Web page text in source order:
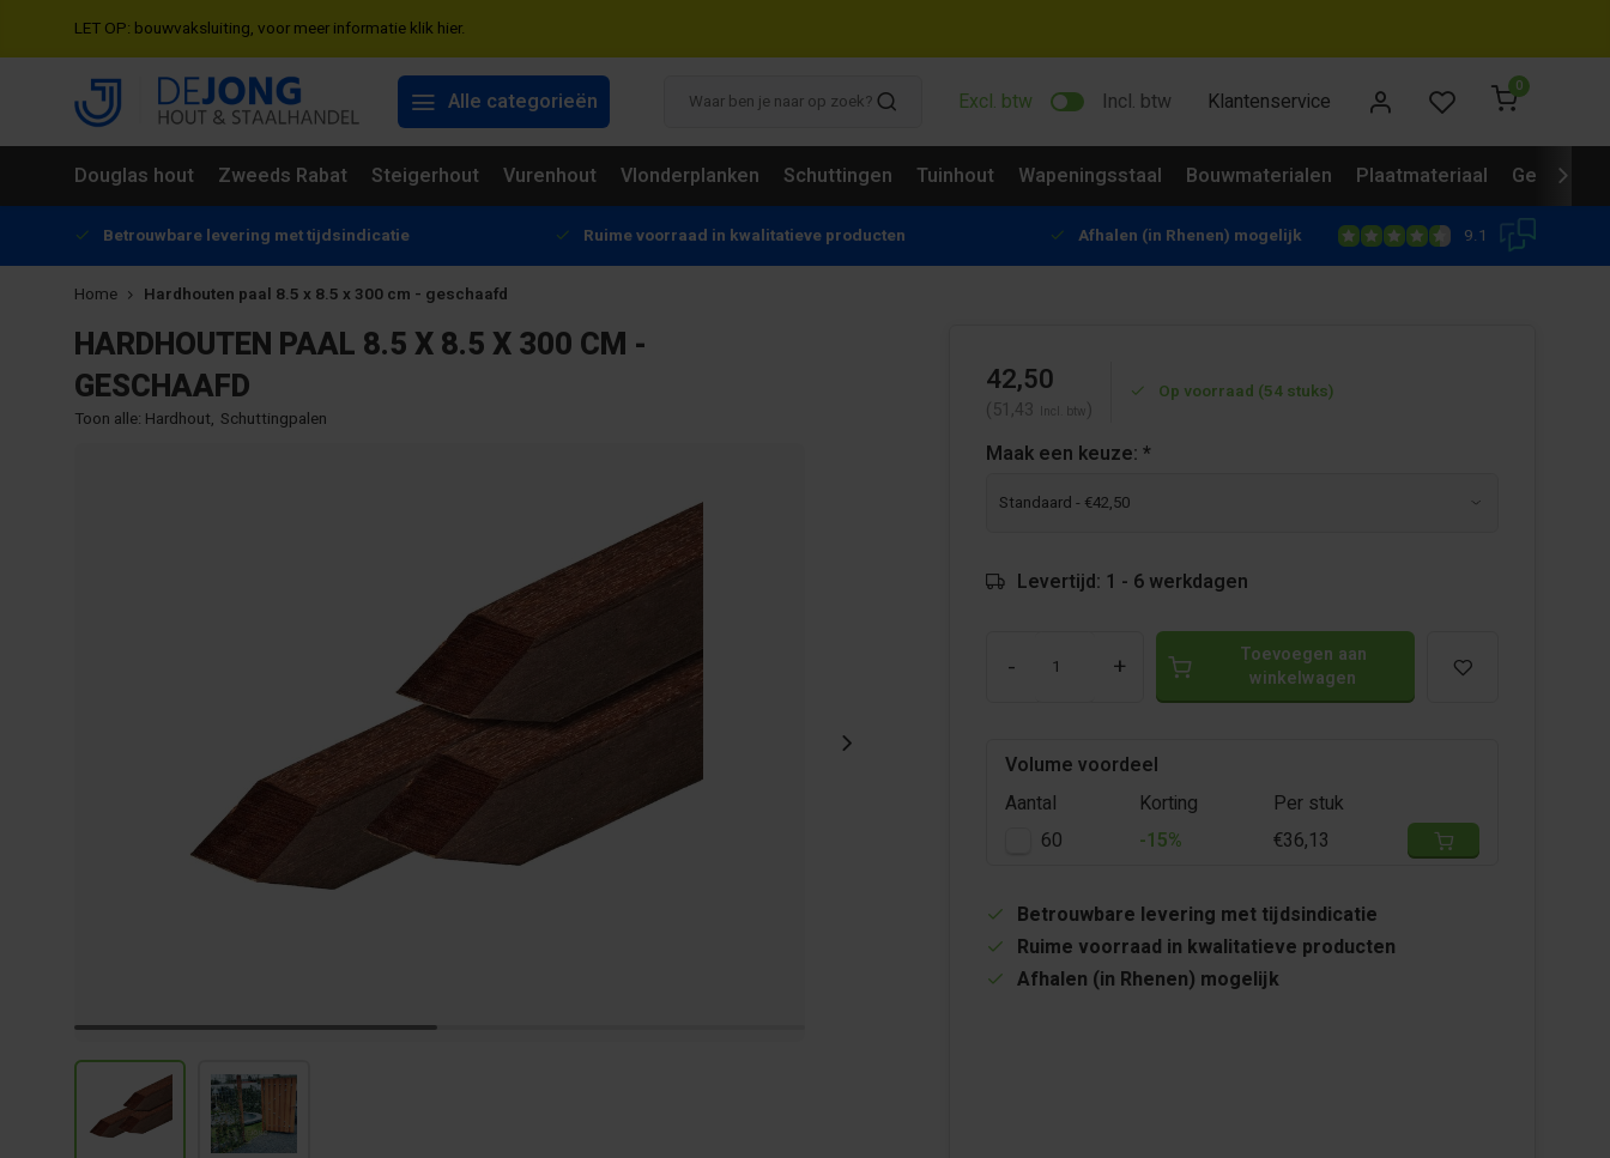
LET OP: bouwvaksluiting, voor meer informatie klik hier.
Alle categorieën Excl. btw Incl. btw Klantenservice
0
Douglas hout Zweeds Rabat Steigerhout Vurenhout Vlonderplanken Schuttingen Tuinhout Wapeningsstaal Bouwmaterialen Plaatmateriaal
Betrouwbare levering met tijdsindicatie Ruime voorraad in kwalitatieve producten Afhalen (in Rhenen) mogelijk 9.1
Home Hardhouten paal 8.5 x 8.5 x 300 cm - geschaafd
HARDHOUTEN PAAL 8.5 X 8.5 X 300 CM -
GESCHAAFD
Toon alle: Hardhout, Schuttingpalen
42,50
(51,43 Incl. btw )
Op voorraad (54 stuks)
Maak een keuze: *
Levertijd: 1 - 6 werkdagen
- +
Toevoegen aan
winkelwagen
Volume voordeel
Aantal
Korting
Per stuk
60
-15% €36,13
Betrouwbare levering met tijdsindicatie
Ruime voorraad in kwalitatieve producten
Afhalen (in Rhenen) mogelijk